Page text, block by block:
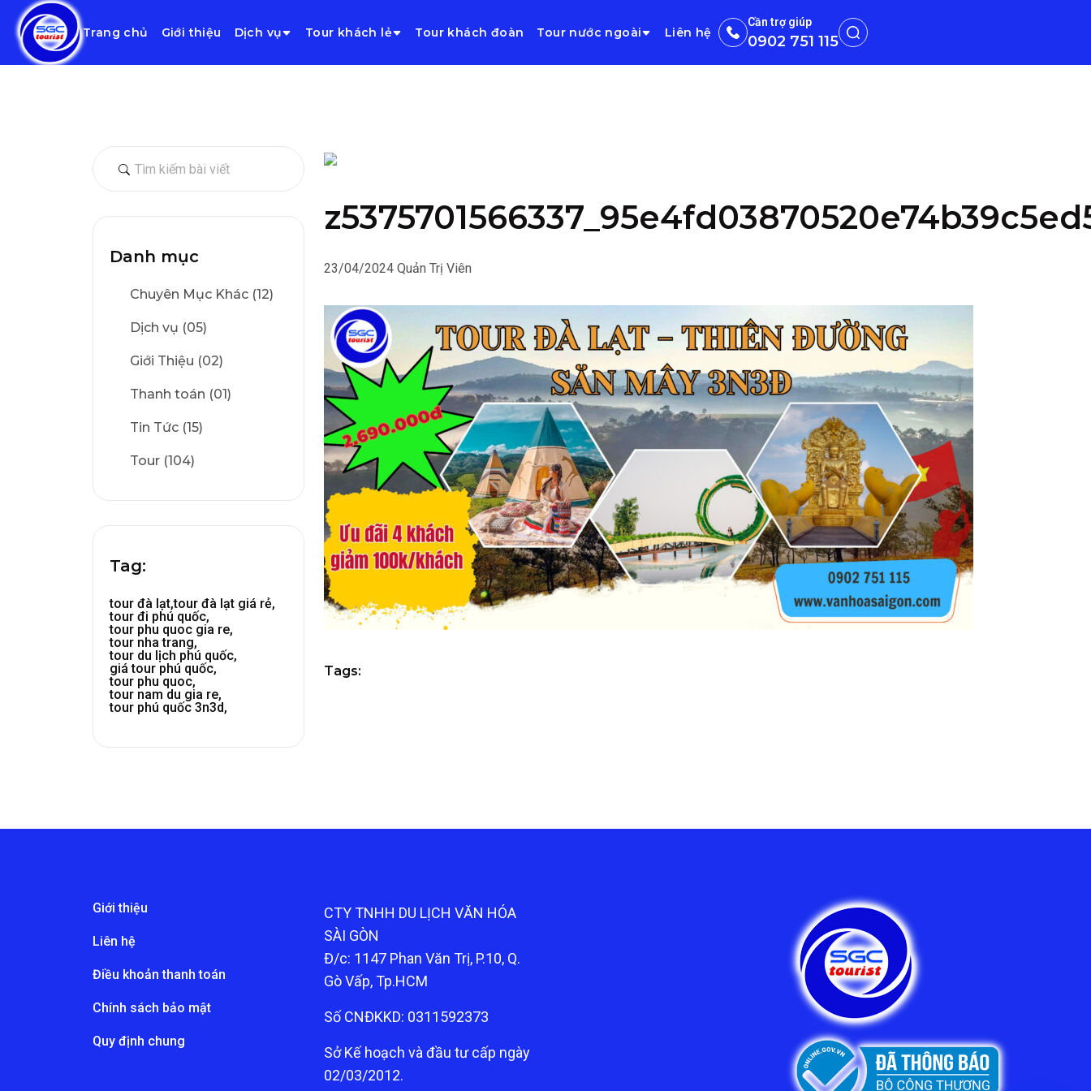
Trang chủ Giới thiệu Dịch vụ Tour khách lẻ Tour khách đoàn Tour nước ngoài Liên hệ
Cần trợ giúp
0902 751 115
Danh mục
Chuyên Mục Khác (12)
Dịch vụ (05)
Giới Thiệu (02)
Thanh toán (01)
Tin Tức (15)
Tour (104)
Tag:
tour đà lạt,tour đà lạt giá rẻ,
tour đi phú quốc,
tour phu quoc gia re,
tour nha trang,
tour du lịch phú quốc,
giá tour phú quốc,
tour phu quoc,
tour nam du gia re,
tour phú quốc 3n3d,
23/04/2024 Quản Trị Viên
Tags:
Giới thiệu
Liên hệ
Điều khoản thanh toán
Chính sách bảo mật
Quy định chung
CTY TNHH DU LỊCH VĂN HÓA
SÀI GÒN
Đ/c: 1147 Phan Văn Trị, P.10, Q.
Gò Vấp, Tp.HCM
Số CNĐKKD: 0311592373
Sở Kế hoạch và đầu tư cấp ngày
02/03/2012.